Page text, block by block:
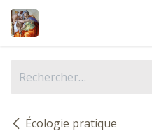
Se rendre au contenu
Écologie pratique